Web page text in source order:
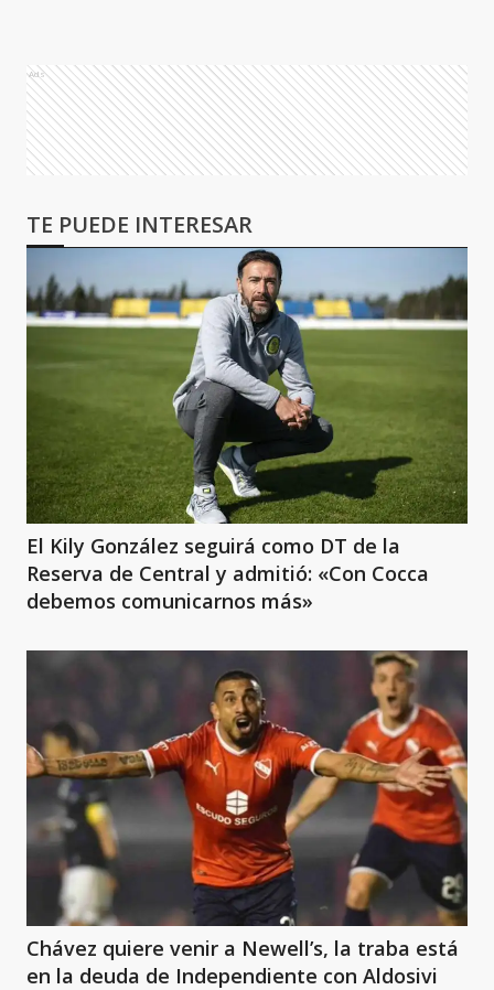
Ads
TE PUEDE INTERESAR
El Kily González seguirá como DT de la
Reserva de Central y admitió: «Con Cocca
debemos comunicarnos más»
Chávez quiere venir a Newell’s, la traba está
en la deuda de Independiente con Aldosivi